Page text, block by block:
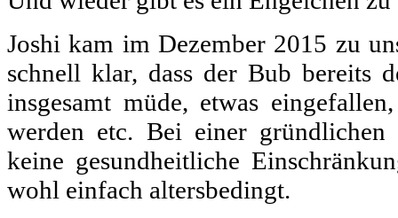
Joshi kam im Dezember 2015 zu
schnell klar, dass der Bub bereits
insgesamt müde, etwas
werden etc. Bei einer
keine gesundheitliche
wohl einfach altersbedingt.